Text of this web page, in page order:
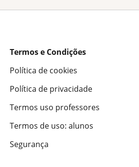
Termos e Condições
Política de cookies
Política de privacidade
Termos uso professores
Termos de uso: alunos
Segurança